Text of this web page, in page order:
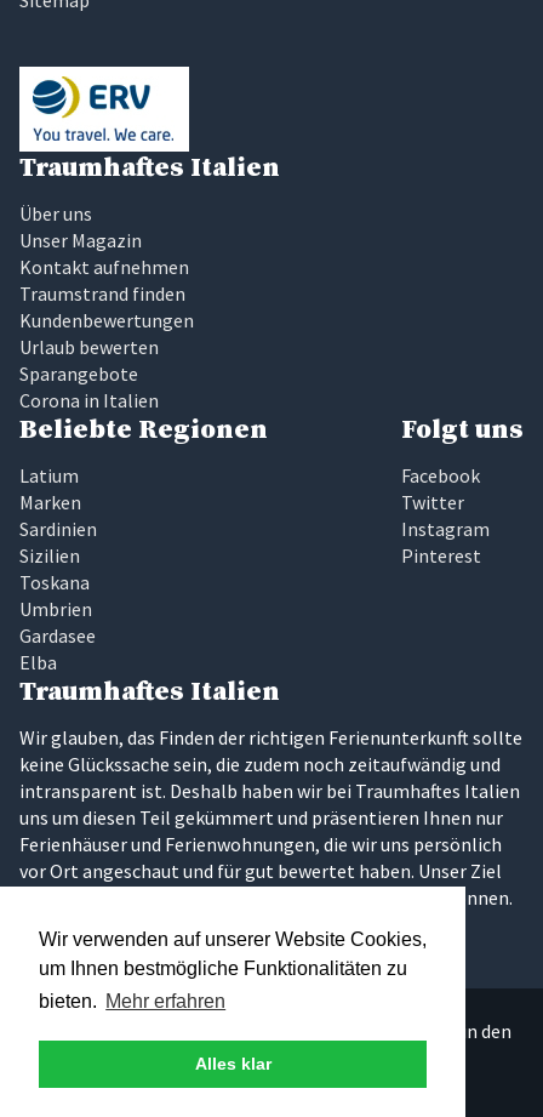
Wir verwenden auf unserer Website Cookies,
um Ihnen bestmögliche Funktionalitäten zu
bieten. Mehr erfahren
Alles klar
Traumhaftes Italien
Über uns
Unser Magazin
Kontakt aufnehmen
Traumstrand finden
Kundenbewertungen
Urlaub bewerten
Sparangebote
Corona in Italien
Beliebte Regionen
Latium
Marken
Sardinien
Sizilien
Toskana
Umbrien
Gardasee
Elba
Folgt uns
Facebook
Twitter
Instagram
Pinterest
Traumhaftes Italien
Wir glauben, das Finden der richtigen Ferienunterkunft sollte
keine Glückssache sein, die zudem noch zeitaufwändig und
intransparent ist. Deshalb haben wir bei Traumhaftes Italien
uns um diesen Teil gekümmert und präsentieren Ihnen nur
Ferienhäuser und Ferienwohnungen, die wir uns persönlich
vor Ort angeschaut und für gut bewertet haben. Unser Ziel
ist es, dass Sie Ihren Traumurlaub in Italien erleben können.
Über 300 persönlich ausgesuchte Ferienunterkünfte in den
schönsten Regionen Italiens.